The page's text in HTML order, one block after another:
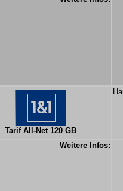
Tarif All-Net 120 GB
Weitere Infos: